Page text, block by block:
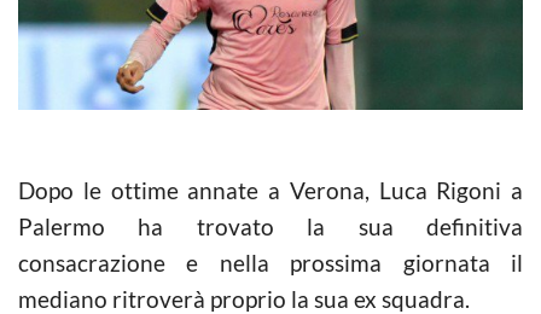
Dopo le ottime annate a Verona, Luca Rigoni a
Palermo ha trovato la sua definitiva
consacrazione e nella prossima giornata il
mediano ritroverà proprio la sua ex squadra.